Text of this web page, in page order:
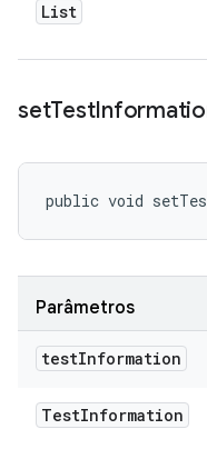
List
setTest
public void
Parâmetros
testInformation
TestInformation